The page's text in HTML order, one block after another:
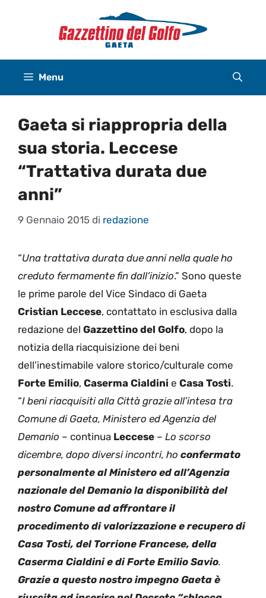
Menu
Gaeta si riappropria della
sua storia. Leccese
“Trattativa durata due
anni”
9 Gennaio 2015 di redazione
“Una trattativa durata due anni nella quale ho
creduto fermamente fin dall’inizio.” Sono queste
le prime parole del Vice Sindaco di Gaeta
Cristian Leccese, contattato in esclusiva dalla
redazione del Gazzettino del Golfo, dopo la
notizia della riacquisizione dei beni
dell’inestimabile valore storico/culturale come
Forte Emilio, Caserma Cialdini e Casa Tosti.
“I beni riacquisiti alla Città grazie all’intesa tra
Comune di Gaeta, Ministero ed Agenzia del
Demanio – continua Leccese – Lo scorso
dicembre, dopo diversi incontri, ho confermato
personalmente al Ministero ed all’Agenzia
nazionale del Demanio la disponibilità del
nostro Comune ad affrontare il
procedimento di valorizzazione e recupero di
Casa Tosti, del Torrione Francese, della
Caserma Cialdini e di Forte Emilio Savio.
Grazie a questo nostro impegno Gaeta è